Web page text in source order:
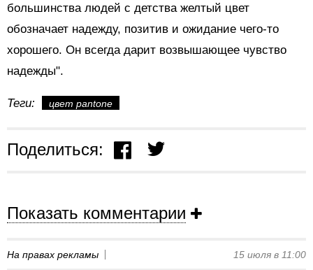
большинства людей с детства желтый цвет
обозначает надежду, позитив и ожидание чего-то
хорошего. Он всегда дарит возвышающее чувство
надежды".
Теги: цвет pantone
Поделиться:
Показать комментарии
На правах рекламы 15 июля в 11:00